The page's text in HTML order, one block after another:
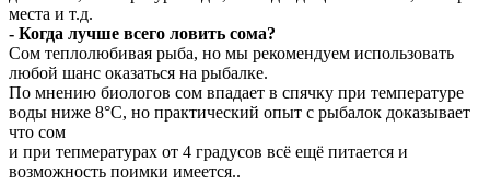
места и т.д.
- Когда лучше всего ловить сома?
Сом теплолюбивая рыба, но мы рекомендуем использовать
любой шанс оказаться на рыбалке.
По мнению биологов сом впадает в спячку при температуре
воды ниже 8°С, но практический опыт с рыбалок доказывает
что сом
и при тепмературах от 4 градусов всё ещё питается и
возможность поимки имеется..